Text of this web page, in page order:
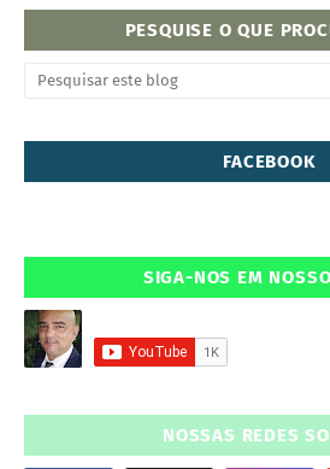
PESQUISE O QUE
FACEBOOK
SIGA-NOS EM
NOSSAS REDES